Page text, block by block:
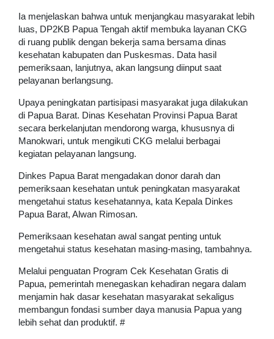
Ia menjelaskan bahwa untuk menjangkau masyarakat lebih
luas, DP2KB Papua Tengah aktif membuka layanan CKG
di ruang publik dengan bekerja sama bersama dinas
kesehatan kabupaten dan Puskesmas. Data hasil
pemeriksaan, lanjutnya, akan langsung diinput saat
pelayanan berlangsung.
Upaya peningkatan partisipasi masyarakat juga dilakukan
di Papua Barat. Dinas Kesehatan Provinsi Papua Barat
secara berkelanjutan mendorong warga, khususnya di
Manokwari, untuk mengikuti CKG melalui berbagai
kegiatan pelayanan langsung.
Dinkes Papua Barat mengadakan donor darah dan
pemeriksaan kesehatan untuk peningkatan masyarakat
mengetahui status kesehatannya, kata Kepala Dinkes
Papua Barat, Alwan Rimosan.
Pemeriksaan kesehatan awal sangat penting untuk
mengetahui status kesehatan masing-masing, tambahnya.
Melalui penguatan Program Cek Kesehatan Gratis di
Papua, pemerintah menegaskan kehadiran negara dalam
menjamin hak dasar kesehatan masyarakat sekaligus
membangun fondasi sumber daya manusia Papua yang
lebih sehat dan produktif. #